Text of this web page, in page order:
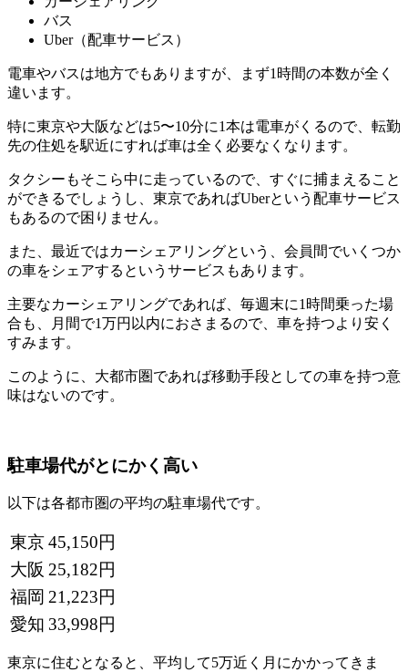
バス
Uber（配車サービス）
電車やバスは地方でもありますが、まず1時間の本数が全く
違います。
特に東京や大阪などは5〜10分に1本は電車がくるので、転勤
先の住処を駅近にすれば車は全く必要なくなります。
タクシーもそこら中に走っているので、すぐに捕まえること
ができるでしょうし、東京であればUberという配車サービス
もあるので困りません。
また、最近ではカーシェアリングという、会員間でいくつか
の車をシェアするというサービスもあります。
主要なカーシェアリングであれば、毎週末に1時間乗った場
合も、月間で1万円以内におさまるので、車を持つより安く
すみます。
このように、大都市圏であれば移動手段としての車を持つ意
味はないのです。
駐車場代がとにかく高い
以下は各都市圏の平均の駐車場代です。
東京45,150円
大阪 25,182円
福岡 21,223円
愛知 33,998円
東京に住むとなると、平均して5万近く月にかかってきま